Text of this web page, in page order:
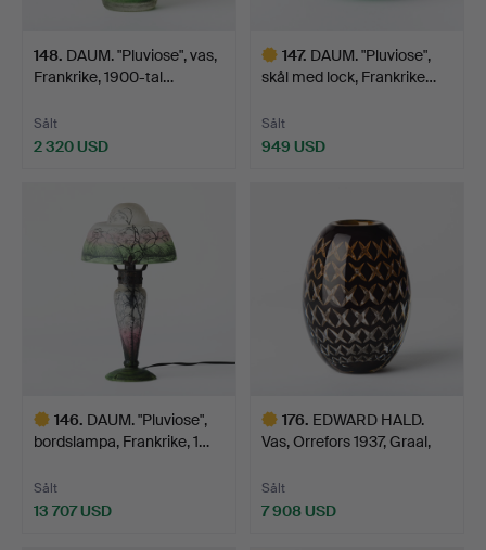
148. DAUM. "Pluviose", vas,
Frankrike, 1900-tal…
Sålt
2 320 USD
147. DAUM. "Pluviose",
skål med lock, Frankrike…
Sålt
949 USD
146. DAUM. "Pluviose",
bordslampa, Frankrike, 1…
Sålt
13 707 USD
176. EDWARD HALD.
Vas, Orrefors 1937, Graal,
Sålt
7 908 USD